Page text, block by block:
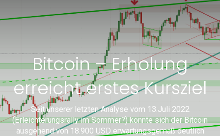
Bitcoin – Erholung
erreicht erstes Kursziel
Seit unserer letzten Analyse vom 13.Juli 2022
(Erleichterungsrally im Sommer?) konnte sich der Bitcoin
ausgehend von 18.900 USD erwartungsgemäß deutlich